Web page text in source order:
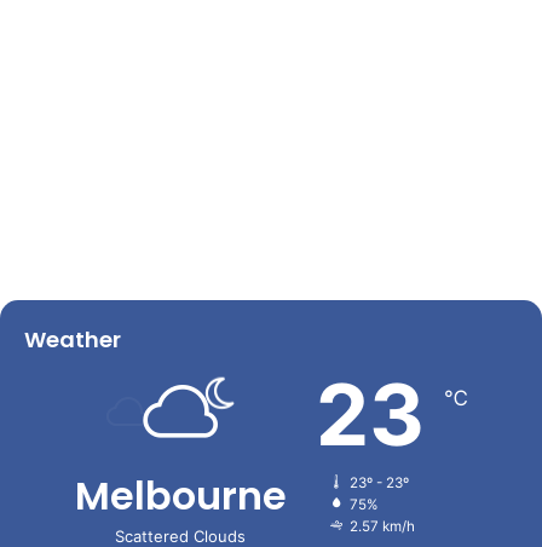
Weather
Melbourne
Scattered Clouds
23 ℃
23º - 23º
75%
2.57 km/h